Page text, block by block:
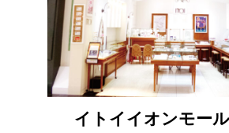
イトイイオンモー